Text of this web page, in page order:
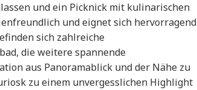
und ein Picknick mit kulinarischen
und eignet sich hervorragend
sich zahlreiche
die weitere spannende
aus Panoramablick und der Nähe zu
zu einem unvergesslichen Highlight